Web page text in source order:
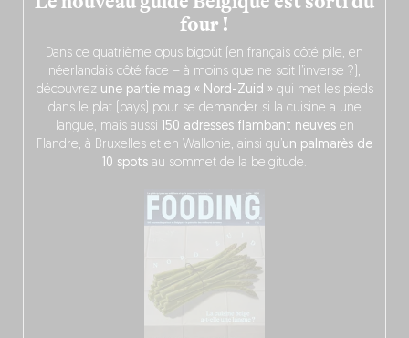
four !
Dans ce quatrième opus bigoût (en français côté pile, en
néerlandais côté face – à moins que ne soit l’inverse ?),
découvrez une partie mag « Nord-Zuid » qui met les pieds
dans le plat (pays) pour se demander si la cuisine a une
langue, mais aussi 150 adresses flambant neuvesen
Flandre, à Bruxelles et en Wallonie, ainsi qu’un palmarès de
10 spots au sommet de la belgitude.